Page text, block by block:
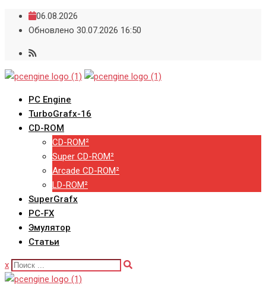
Skip
06.08.2026
Обновлено 30.07.2026 16:50
PC Engine
TurboGrafx-16
CD-ROM
CD-ROM²
Super CD-ROM²
Arcade CD-ROM²
LD-ROM²
SuperGrafx
PC-FX
Эмулятор
Статьи
x